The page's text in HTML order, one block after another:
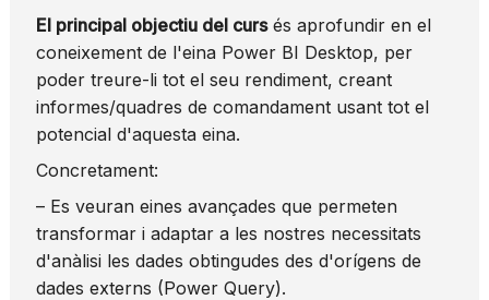
El principal objectiu del cursés aprofundir en el
coneixement de l'eina Power BI Desktop, per
poder treure-li tot el seu rendiment, creant
informes/quadres de comandament usant tot el
potencial d'aquesta eina.
Concretament:
– Es veuran eines avançades que permeten
transformar i adaptar a les nostres necessitats
d'anàlisi les dades obtingudes des d'orígens de
dades externs (Power Query).